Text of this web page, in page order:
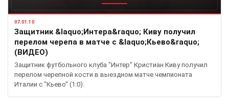
07.01.10
Защитник &laquo;Интера&raquo; Киву получил
перелом черепа в матче с &laquo;Кьево&raquo;
(ВИДЕО)
Защитник футбольного клуба "Интер" Кристиан Киву получил
перелом черепной кости в выездном матче чемпионата
Италии с "Кьево" (1:0).